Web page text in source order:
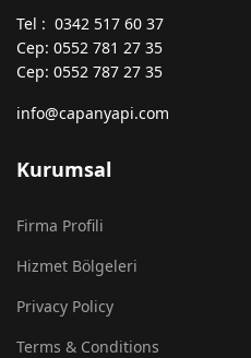
Tel : 0342 517 60 37
Cep: 0552 781 27 35
Cep: 0552 787 27 35
info@capanyapi.com
Kurumsal
Firma Profili
Hizmet Bölgeleri
Privacy Policy
Terms & Conditions